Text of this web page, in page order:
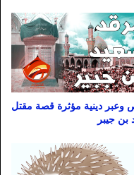
دينية مؤثرة قصة مقتل
بن جيبر